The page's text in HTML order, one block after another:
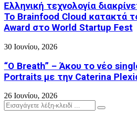
Ελληνική τεχνολογία
Το Brainfood Cloud κατακτά
Award στο World Startup Fest
30 Ιουνίου, 2026
“O Breath” – Άκου το νέο
Portraits με την Caterina
26 Ιουνίου, 2026
Search
for:
Search